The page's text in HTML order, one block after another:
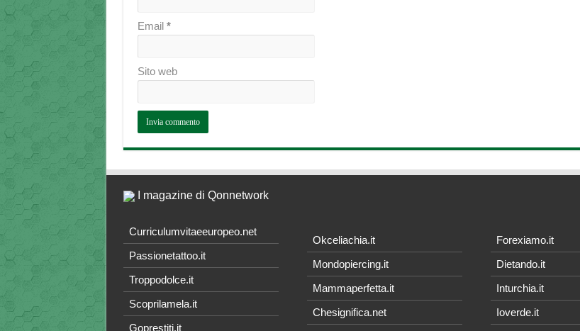
Email *
Sito web
I magazine di Qonnetwork
Curriculumvitaeeuropeo.net
Passionetattoo.it
Troppodolce.it
Scoprilamela.it
Goprestiti.it
Okceliachia.it
Mondopiercing.it
Mammaperfetta.it
Chesignifica.net
Forexiamo.it
Dietando.it
Inturchia.it
Ioverde.it